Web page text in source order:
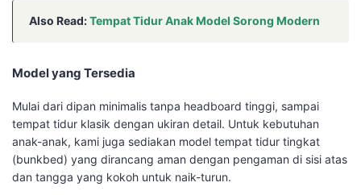
Also Read:Tempat Tidur Anak Model Sorong Modern
Model yang Tersedia
Mulai dari dipan minimalis tanpa headboard tinggi, sampai
tempat tidur klasik dengan ukiran detail. Untuk kebutuhan
anak-anak, kami juga sediakan model tempat tidur tingkat
(bunkbed) yang dirancang aman dengan pengaman di sisi atas
dan tangga yang kokoh untuk naik-turun.